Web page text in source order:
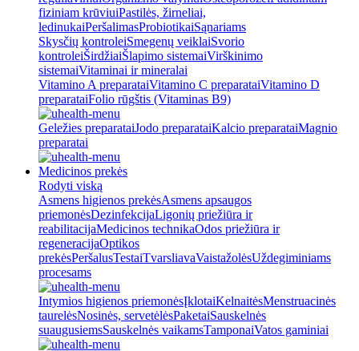
fiziniam krūviuiPastilės, žirneliai,
ledinukaiPeršalimasProbiotikaiSąnariams
Skysčių kontroleiSmegenų veiklaiSvorio
kontroleiŠirdžiaiŠlapimo sistemaiVirškinimo
sistemaiVitaminai ir mineralai
Vitamino A preparataiVitamino C preparataiVitamino D
preparataiFolio rūgštis (Vitaminas B9)
Geležies preparataiJodo preparataiKalcio preparataiMagnio
preparatai
Medicinos prekės
Rodyti viską
Asmens higienos prekėsAsmens apsaugos
priemonėsDezinfekcijaLigonių priežiūra ir
reabilitacijaMedicinos technikaOdos priežiūra ir
regeneracijaOptikos
prekėsPeršalusTestaiTvarsliavaVaistažolėsUždegiminiams
procesams
Intymios higienos priemonėsĮklotaiKelnaitėsMenstruacinės
taurelėsNosinės, servetėlėsPaketaiSauskelnės
suaugusiemsSauskelnės vaikamsTamponaiVatos gaminiai